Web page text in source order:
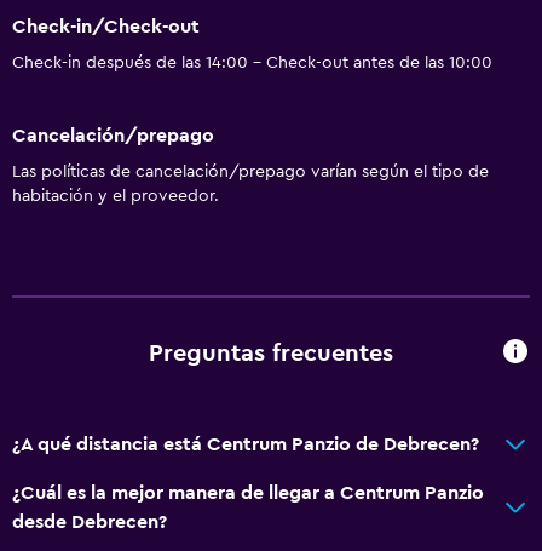
Check-in/Check-out
Check-in después de las 14:00 - Check-out antes de las 10:00
Cancelación/prepago
Las políticas de cancelación/prepago varían según el tipo de
habitación y el proveedor.
Preguntas frecuentes
¿A qué distancia está Centrum Panzio de Debrecen?
¿Cuál es la mejor manera de llegar a Centrum Panzio
desde Debrecen?